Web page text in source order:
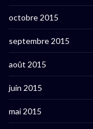
octobre 2015
septembre 2015
août 2015
juin 2015
mai 2015